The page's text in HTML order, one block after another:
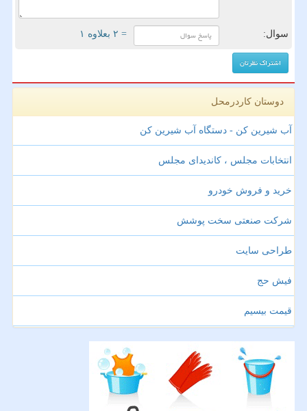
سوال: = ۲ بعلاوه ۱
دوستان کاردرمحل
آب شیرین کن - دستگاه آب شیرین کن
انتخابات مجلس ، کاندیدای مجلس
خرید و فروش خودرو
شرکت صنعتی سخت پوشش
طراحی سایت
فیش حج
قیمت بیسیم